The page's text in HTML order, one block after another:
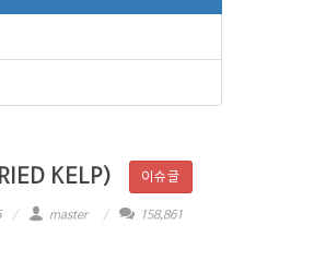
KELP) 이슈글
master 158,861